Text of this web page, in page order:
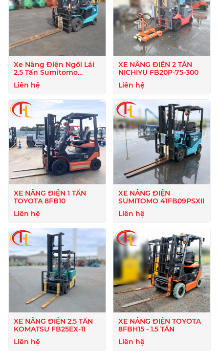
Xe Nâng Điện Ngồi Lái
2.5 Tấn Sumitomo
51FB25PJXIII
Liên hệ
XE NÂNG ĐIỆN 2 TẤN
NICHIYU FB20P-75-300
Liên hệ
XE NÂNG ĐIỆN 1 TẤN
TOYOTA 8FB10
Liên hệ
XE NÂNG ĐIỆN
SUMITOMO 41FB09PSXII
Liên hệ
XE NÂNG ĐIỆN 2.5 TẤN
KOMATSU FB25EX-11
Liên hệ
XE NÂNG ĐIỆN TOYOTA
8FBH15 - 1.5 TẤN
Liên hệ